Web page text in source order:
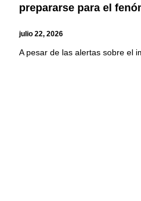
prepararse para el
julio 22, 2026
A pesar de las alertas sobre el